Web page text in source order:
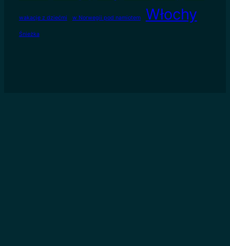
wakacje z dziećmi w Norwegii pod namiotem Włochy
Śnieżka